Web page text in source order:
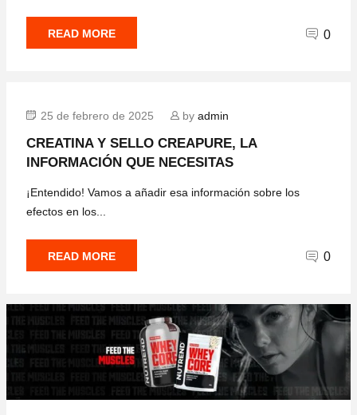
READ MORE 0
25 de febrero de 2025 by admin
CREATINA Y SELLO CREAPURE, LA
INFORMACIÓN QUE NECESITAS
¡Entendido! Vamos a añadir esa información sobre los
efectos en los...
READ MORE 0